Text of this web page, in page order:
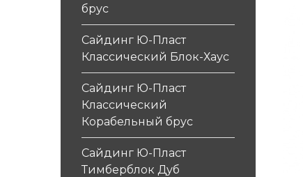
брус
Сайдинг Ю-Пласт
Классический Блок-Хаус
Сайдинг Ю-Пласт
Классический
Корабельный брус
Сайдинг Ю-Пласт
Тимберблок Дуб